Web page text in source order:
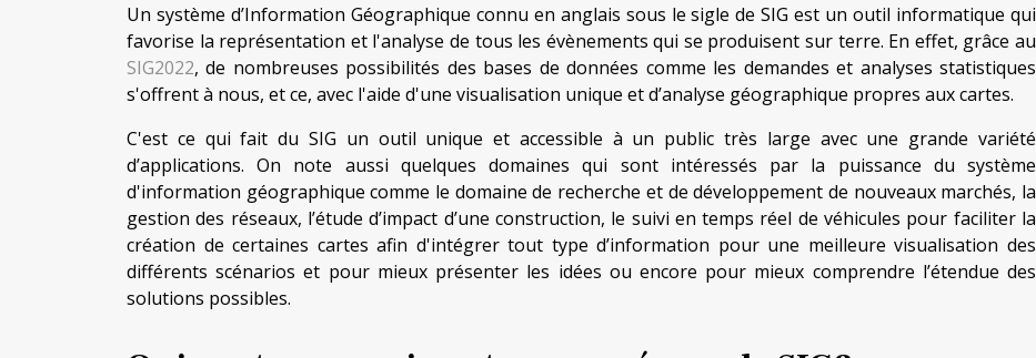
Un système d’Information Géographique connu en anglais sous le sigle de SIG est un outil informatique qui
favorise la représentation et l'analyse de tous les évènements qui se produisent sur terre. En effet, grâce au
SIG2022, de nombreuses possibilités des bases de données comme les demandes et analyses statistiques
s'offrent à nous, et ce, avec l'aide d'une visualisation unique et d’analyse géographique propres aux cartes.
C'est ce qui fait du SIG un outil unique et accessible à un public très large avec une grande variété
d’applications. On note aussi quelques domaines qui sont intéressés par la puissance du système
d'information géographique comme le domaine de recherche et de développement de nouveaux marchés, la
gestion des réseaux, l’étude d’impact d’une construction, le suivi en temps réel de véhicules pour faciliter la
création de certaines cartes afin d'intégrer tout type d’information pour une meilleure visualisation des
différents scénarios et pour mieux présenter les idées ou encore pour mieux comprendre l’étendue des
solutions possibles.